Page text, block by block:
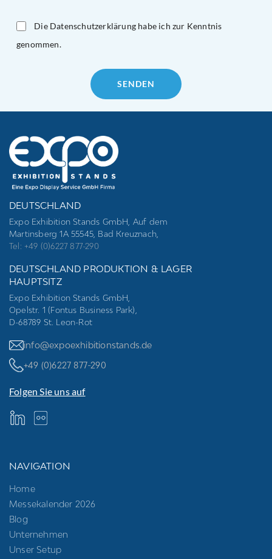
Die Datenschutzerklärung habe ich zur Kenntnis
genommen.
empty.
DEUTSCHLAND
Expo Exhibition Stands GmbH, Auf dem
Martinsberg 1A 55545, Bad Kreuznach,
Tel: +49 (0)6227 877-290
DEUTSCHLAND PRODUKTION & LAGER
HAUPTSITZ
Expo Exhibition Stands GmbH,
Opelstr. 1 (Fontus Business Park),
D-68789 St. Leon-Rot
info@expoexhibitionstands.de
+49 (0)6227 877-290
Folgen Sie uns auf
NAVIGATION
Home
Messekalender 2026
Blog
Unternehmen
Unser Setup